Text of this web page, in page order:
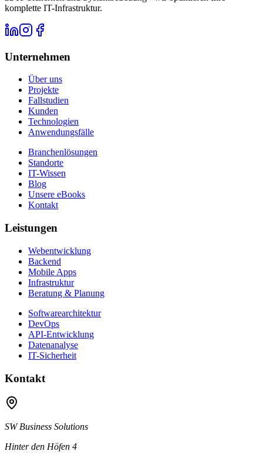
komplette IT-Infrastruktur.
Unternehmen
Über uns
Projekte
Fallstudien
Kunden
Technologien
Anwendungsfälle
Branchenlösungen
Standorte
IT-Wissen
Blog
Unsere eBooks
Kontakt
Leistungen
Webentwicklung
Backend
Mobile Apps
Infrastruktur
Beratung & Planung
Softwarearchitektur
DevOps
API-Entwicklung
Datenanalyse
IT-Sicherheit
Kontakt
SW Business Solutions
Hinter den Höfen 4